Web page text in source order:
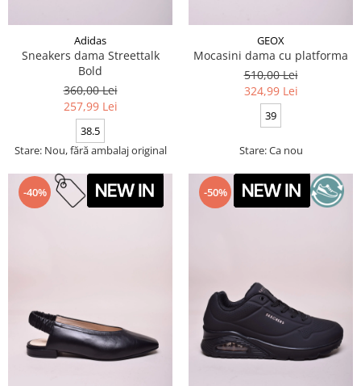
Adidas
Sneakers dama Streettalk
Bold
360,00 Lei
257,99 Lei
38.5
Stare: Nou, fără ambalaj original
GEOX
Mocasini dama cu platforma
510,00 Lei
324,99 Lei
39
Stare: Ca nou
-40% -50%